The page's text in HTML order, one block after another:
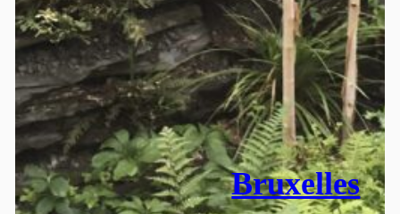
Bruxelles